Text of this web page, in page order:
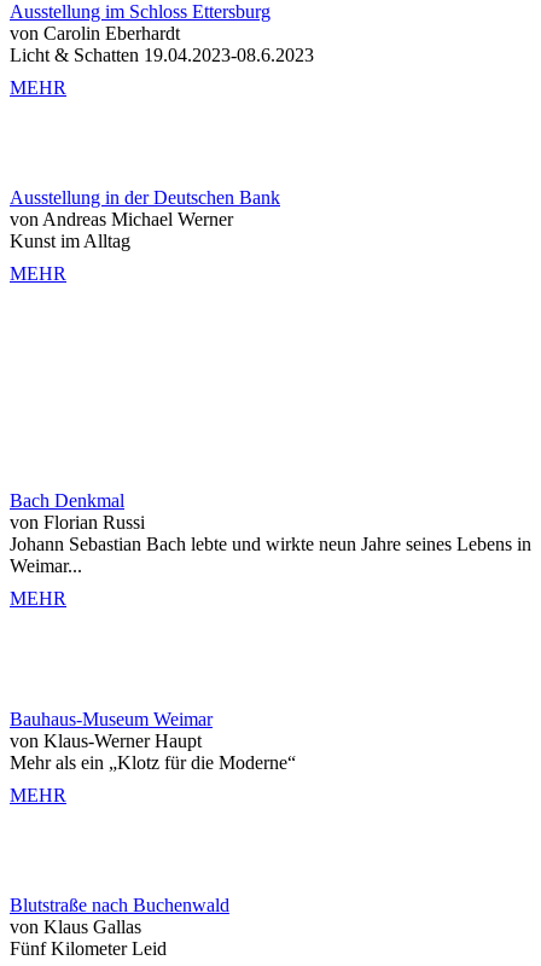
Ausstellung im Schloss Ettersburg
von Carolin Eberhardt
Licht & Schatten 19.04.2023-08.6.2023
MEHR
Ausstellung in der Deutschen Bank
von Andreas Michael Werner
Kunst im Alltag
MEHR
Bach Denkmal
von Florian Russi
Johann Sebastian Bach lebte und wirkte neun Jahre seines Lebens in
Weimar...
MEHR
Bauhaus-Museum Weimar
von Klaus-Werner Haupt
Mehr als ein „Klotz für die Moderne“
MEHR
Blutstraße nach Buchenwald
von Klaus Gallas
Fünf Kilometer Leid